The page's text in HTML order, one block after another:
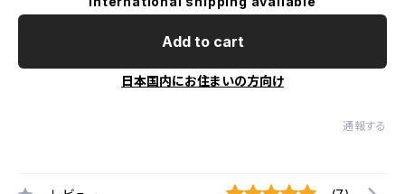
Add to cart
日本国内にお住まいの方向け
通報する